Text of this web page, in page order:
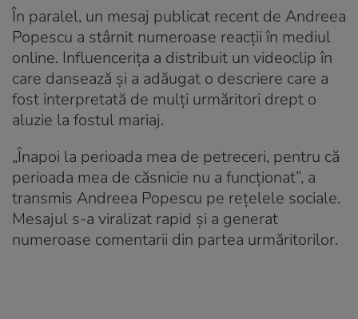
În paralel, un mesaj publicat recent de Andreea
Popescu a stârnit numeroase reacții în mediul
online. Influencerița a distribuit un videoclip în
care dansează și a adăugat o descriere care a
fost interpretată de mulți urmăritori drept o
aluzie la fostul mariaj.
„Înapoi la perioada mea de petreceri, pentru că
perioada mea de căsnicie nu a funcționat”, a
transmis Andreea Popescu pe rețelele sociale.
Mesajul s-a viralizat rapid și a generat
numeroase comentarii din partea urmăritorilor.